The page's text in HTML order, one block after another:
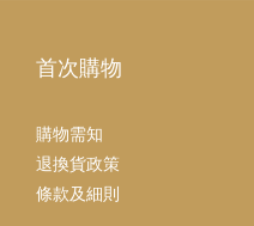
首次購物
購物需知
退換貨政策
條款及細則